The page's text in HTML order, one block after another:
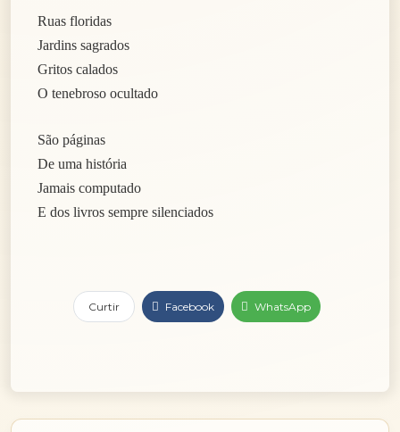
Ruas floridas
Jardins sagrados
Gritos calados
O tenebroso ocultado
São páginas
De uma história
Jamais computado
E dos livros sempre silenciados
Curtir Facebook WhatsApp